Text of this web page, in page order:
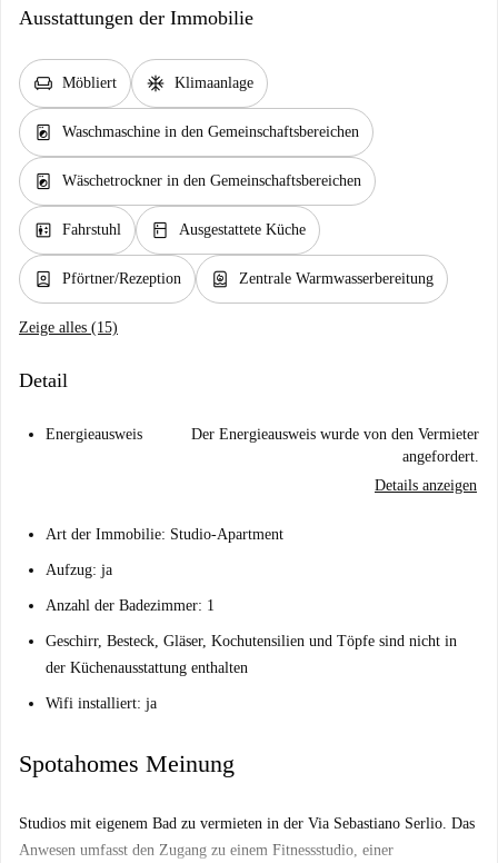
Ausstattungen der Immobilie
chair Möbliert ac_unit Klimaanlage
local_laundry_service Waschmaschine in den Gemeinschaftsbereichen
local_laundry_service Wäschetrockner in den Gemeinschaftsbereichen
elevator Fahrstuhl kitchen Ausgestattete Küche
person_book Pförtner/Rezeption water_heater Zentrale Warmwasserbereitung
Zeige alles (15)
Detail
Energieausweis
Der Energieausweis wurde von den Vermieter
angefordert.
Details anzeigen
Art der Immobilie: Studio-Apartment
Aufzug: ja
Anzahl der Badezimmer: 1
Geschirr, Besteck, Gläser, Kochutensilien und Töpfe sind nicht in
der Küchenausstattung enthalten
Wifi installiert: ja
Spotahomes Meinung
Studios mit eigenem Bad zu vermieten in der Via Sebastiano Serlio. Das
Anwesen umfasst den Zugang zu einem Fitnessstudio, einer